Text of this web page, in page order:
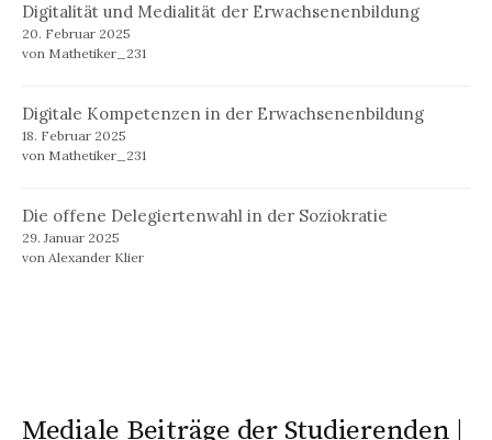
Digitalität und Medialität der Erwachsenenbildung
20. Februar 2025
von Mathetiker_231
Digitale Kompetenzen in der Erwachsenenbildung
18. Februar 2025
von Mathetiker_231
Die offene Delegiertenwahl in der Soziokratie
29. Januar 2025
von Alexander Klier
Mediale Beiträge der Studierenden |